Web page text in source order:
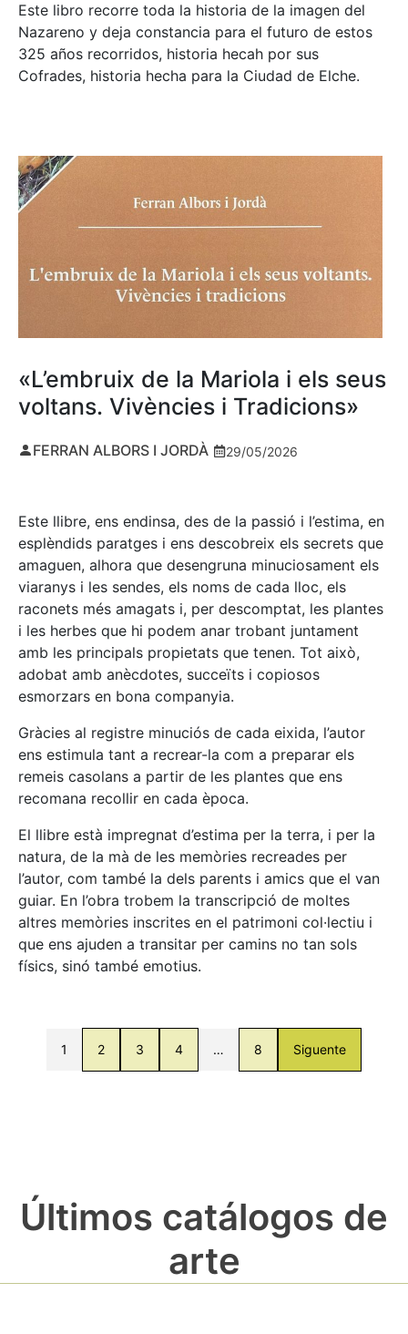
Este libro recorre toda la historia de la imagen del
Nazareno y deja constancia para el futuro de estos
325 años recorridos, historia hecah por sus
Cofrades, historia hecha para la Ciudad de Elche.
«L’embruix de la Mariola i els seus
voltans. Vivències i Tradicions»
FERRAN ALBORS I JORDÀ 29/05/2026
Este llibre, ens endinsa, des de la passió i l’estima, en
esplèndids paratges i ens descobreix els secrets que
amaguen, alhora que desengruna minuciosament els
viaranys i les sendes, els noms de cada lloc, els
raconets més amagats i, per descomptat, les plantes
i les herbes que hi podem anar trobant juntament
amb les principals propietats que tenen. Tot això,
adobat amb anècdotes, succeïts i copiosos
esmorzars en bona companyia.
Gràcies al registre minuciós de cada eixida, l’autor
ens estimula tant a recrear-la com a preparar els
remeis casolans a partir de les plantes que ens
recomana recollir en cada època.
El llibre està impregnat d’estima per la terra, i per la
natura, de la mà de les memòries recreades per
l’autor, com també la dels parents i amics que el van
guiar. En l’obra trobem la transcripció de moltes
altres memòries inscrites en el patrimoni col·lectiu i
que ens ajuden a transitar per camins no tan sols
físics, sinó també emotius.
1 2 3 4 … 8 Siguente
Últimos catálogos de
arte